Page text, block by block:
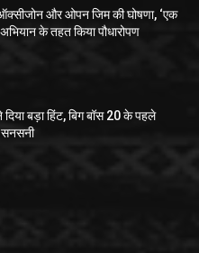
और ओपन जिम की घोषणा, ‘एक
के तहत किया पौधारोपण
बड़ा हिंट, बिग बॉस 20 के पहले
सनसनी